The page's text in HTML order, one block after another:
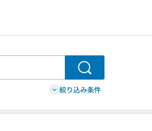
検索
絞り込み条件